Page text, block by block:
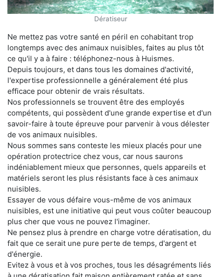
Dératiseur
Ne mettez pas votre santé en péril en cohabitant trop
longtemps avec des animaux nuisibles, faites au plus tôt
ce qu'il y a à faire : téléphonez-nous à Huismes.
Depuis toujours, et dans tous les domaines d'activité,
l'expertise professionnelle a généralement été plus
efficace pour obtenir de vrais résultats.
Nos professionnels se trouvent être des employés
compétents, qui possèdent d'une grande expertise et d'un
savoir-faire à toute épreuve pour parvenir à vous délester
de vos animaux nuisibles.
Nous sommes sans conteste les mieux placés pour une
opération protectrice chez vous, car nous saurons
indéniablement mieux que personnes, quels appareils et
matériels seront les plus résistants face à ces animaux
nuisibles.
Essayer de vous défaire vous-même de vos animaux
nuisibles, est une initiative qui peut vous coûter beaucoup
plus cher que vous ne pouvez l'imaginer.
Ne pensez plus à prendre en charge votre dératisation, du
fait que ce serait une pure perte de temps, d'argent et
d'énergie.
Evitez à vous et à vos proches, tous les désagréments liés